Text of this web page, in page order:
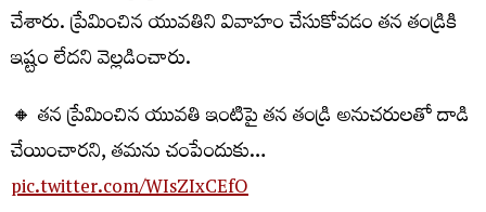
చేశారు. ప్రేమించిన యువతిని వివాహం చేసుకోవడం తన తండ్రికి
ఇష్టం లేదని వెల్లడించారు.
🔸 తన ప్రేమించిన యువతి ఇంటిపై తన తండ్రి అనుచరులతో దాడి
చేయించారని, తమను చంపేందుకు…
pic.twitter.com/WIsZIxCEfO